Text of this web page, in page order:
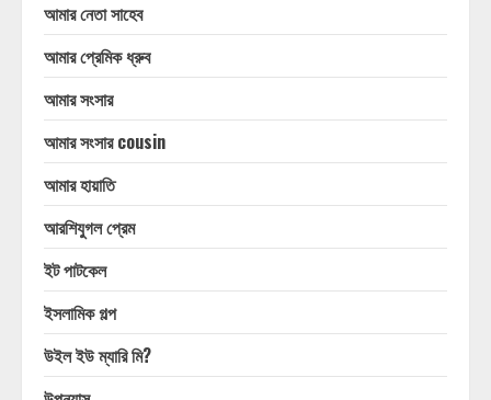
আমার নেতা সাহেব
আমার প্রেমিক ধ্রুব
আমার সংসার
আমার সংসার cousin
আমার হায়াতি
আরশিযুগল প্রেম
ইট পাটকেল
ইসলামিক গল্প
উইল ইউ ম্যারি মি?